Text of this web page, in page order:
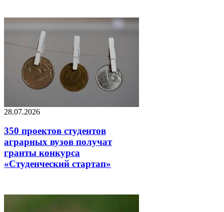
28.07.2026
350 проектов студентов
аграрных вузов получат
гранты конкурса
«Студенческий стартап»